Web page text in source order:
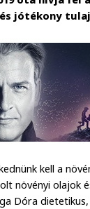
jótékony
kell a
növényi olajok
Dóra